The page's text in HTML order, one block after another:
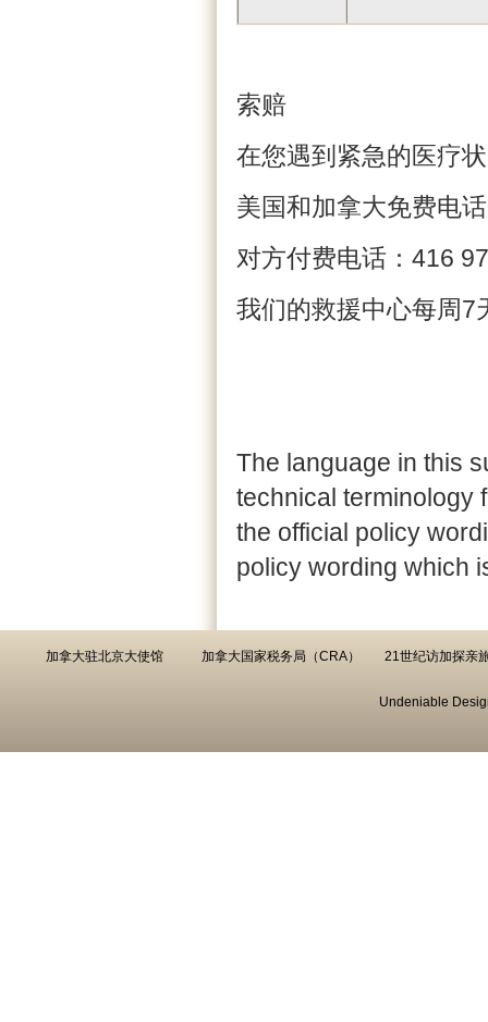
索赔
在您遇到紧急的医疗
美国和加拿大免费电
对方付费电话：416
我们的救援中心每周7
The language in this
technical terminology
the official policy
policy wording which
加拿大驻北京大使馆 加拿大国家税务局（CRA） 21世纪访加探亲
Undeniable